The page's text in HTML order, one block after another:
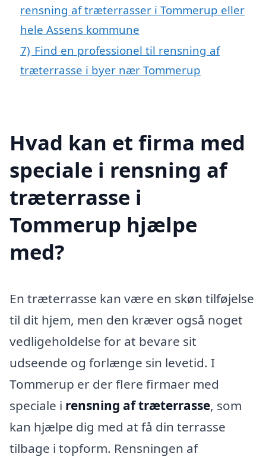
rensning af træterrasser i Tommerup eller
hele Assens kommune
7) Find en professionel til rensning af
træterrasse i byer nær Tommerup
Hvad kan et firma med
speciale i rensning af
træterrasse i
Tommerup hjælpe
med?
En træterrasse kan være en skøn tilføjelse
til dit hjem, men den kræver også noget
vedligeholdelse for at bevare sit
udseende og forlænge sin levetid. I
Tommerup er der flere firmaer med
speciale i rensning af træterrasse, som
kan hjælpe dig med at få din terrasse
tilbage i topform. Rensningen af